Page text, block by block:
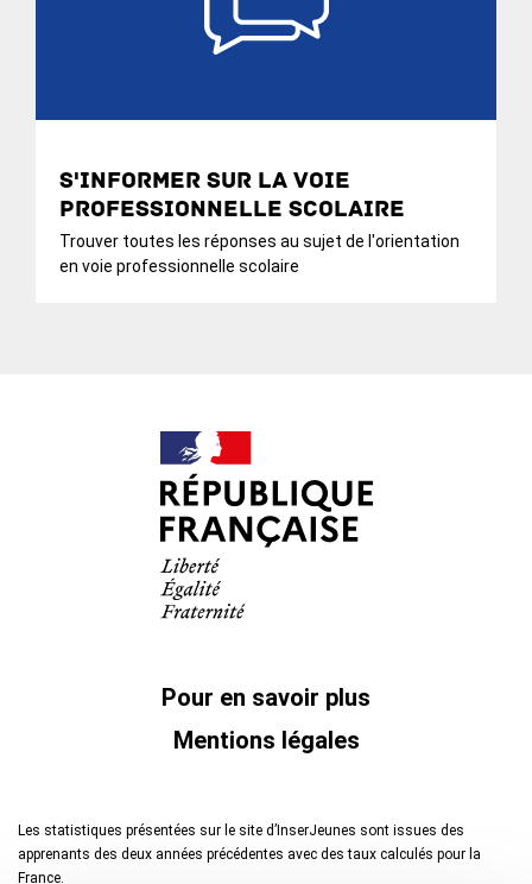
S'informer sur la voie
professionnelle scolaire
Trouver toutes les réponses au sujet de l'orientation
en voie professionnelle scolaire
Pour en savoir plus
Mentions légales
Les statistiques présentées sur le site d’InserJeunes sont issues des
apprenants des deux années précédentes avec des taux calculés pour la
France.